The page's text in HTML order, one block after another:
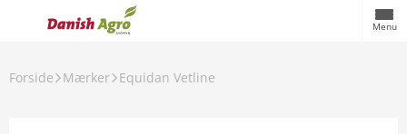
Menu
Forside Mærker Equidan Vetline